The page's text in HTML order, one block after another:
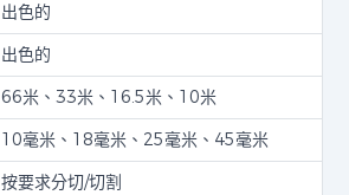
出色的
出色的
66米、33米、16.5米、10米
10毫米、18毫米、25毫米、45毫米
按要求分切/切割